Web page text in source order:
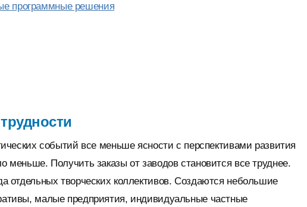
программные решения
событий все меньше ясности с перспективами развития
меньше. Получить заказы от заводов становится все труднее.
отдельных творческих коллективов. Создаются небольшие
малые предприятия, индивидуальные частные